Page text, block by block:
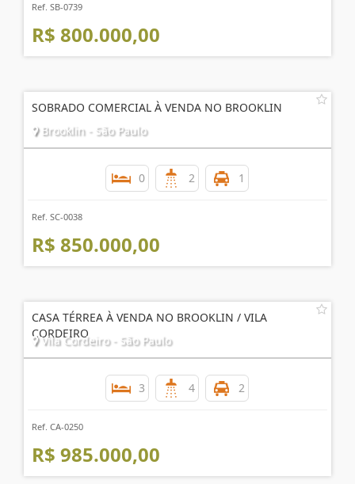
Ref. SB-0739
R$ 800.000,00
SOBRADO COMERCIAL À VENDA NO BROOKLIN
Brooklin - São Paulo
0 2 1
Ref. SC-0038
R$ 850.000,00
CASA TÉRREA À VENDA NO BROOKLIN / VILA
CORDEIRO
Vila Cordeiro - São Paulo
3 4 2
Ref. CA-0250
R$ 985.000,00